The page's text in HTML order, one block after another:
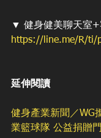
▼ 健身健美聊天室+
https://line.me/R/ti/
延伸閱讀
健身產業新聞／WG
業籃球隊 公益捐贈